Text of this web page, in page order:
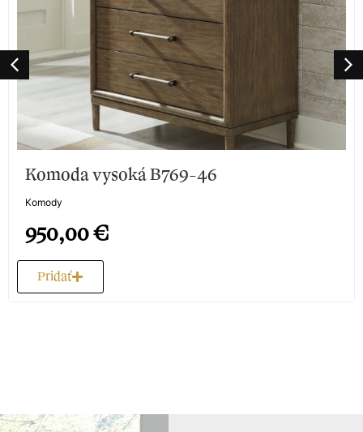
Komoda vysoká B769-46
Komody
950,00€
Pridať